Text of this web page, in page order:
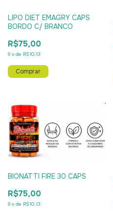
LIPO DIET EMAGRY CAPS
BORDO C/ BRANCO
R$75,00
9 x de R$10,13
BIONATTI FIRE 30 CAPS
R$75,00
9 x de R$10,13